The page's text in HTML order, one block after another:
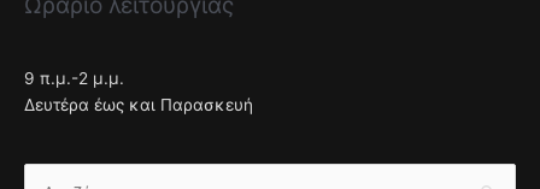
9 π.μ.-2 μ.μ.
Δευτέρα έως και Παρασκευή